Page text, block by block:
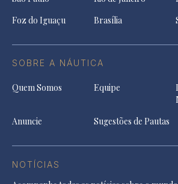
Foz do Iguaçu
Brasília
SOBRE A NÁUTICA
Quem Somos Equipe
Anuncie
Sugestões de Pautas
NOTÍCIAS